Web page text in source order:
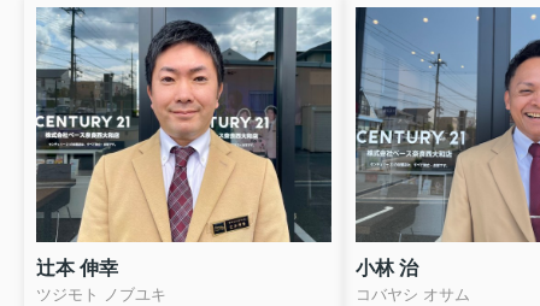
辻本 伸幸
ツジモト ノブユキ
小林 治
コバヤシ オサム